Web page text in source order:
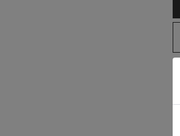
1. 当社は、会員の了承を得るこ
2. 前項の変更については、当サ